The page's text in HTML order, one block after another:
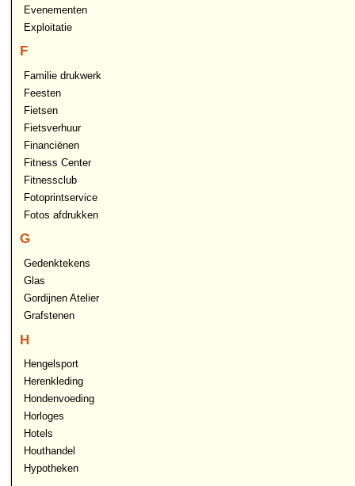
Evenementen
Exploitatie
F
Familie drukwerk
Feesten
Fietsen
Fietsverhuur
Financiënen
Fitness Center
Fitnessclub
Fotoprintservice
Fotos afdrukken
G
Gedenktekens
Glas
Gordijnen Atelier
Grafstenen
H
Hengelsport
Herenkleding
Hondenvoeding
Horloges
Hotels
Houthandel
Hypotheken